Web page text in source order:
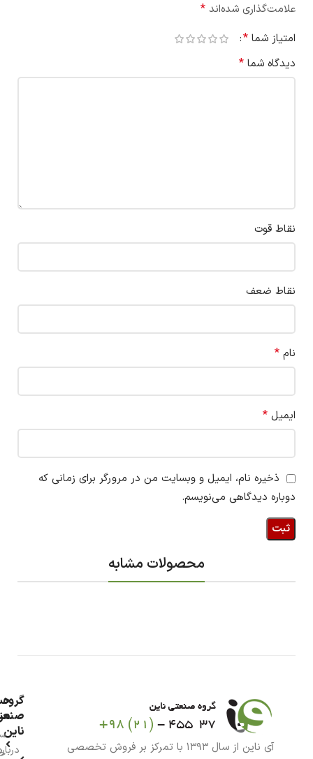
علامت‌گذاری شده‌اند *
امتیاز شما *
دیدگاه شما *
نقاط قوت
نقاط ضعف
نام *
ایمیل *
ذخیره نام، ایمیل و وبسایت من در مرورگر برای زمانی که
دوباره دیدگاهی می‌نویسم.
محصولات مشابه
آی ناین از سال ۱۳۹۳ با تمرکز بر فروش تخصصی
گروه
ناین